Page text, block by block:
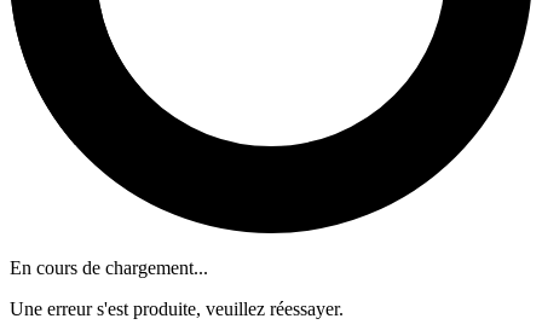
En cours de chargement...
Une erreur s'est produite, veuillez réessayer.